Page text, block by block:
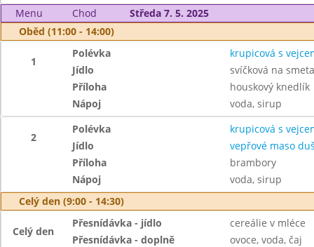
Menu
Chod
Středa 7. 5. 2025
Oběd (11:00 - 14:00)
1
Polévka
krupicová s
Jídlo
svíčková na
Příloha
houskový knedlík
Nápoj
voda, sirup
2
Polévka
krupicová s
Jídlo
vepřové maso
Příloha
brambory
Nápoj
voda, sirup
Celý den (9:00 - 14:30)
Celý den
Přesnídávka - jídlo
cereálie v mléce
Přesnídávka - doplně
ovoce, voda, čaj